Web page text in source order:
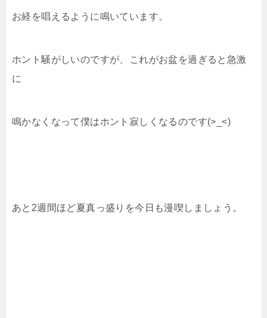
お経を唱えるように鳴いています。
ホント騒がしいのですが、これがお盆を過ぎると急激
に
鳴かなくなって僕はホント寂しくなるのです(>_<)
あと2週間ほど夏真っ盛りを今日も漫喫しましょう。